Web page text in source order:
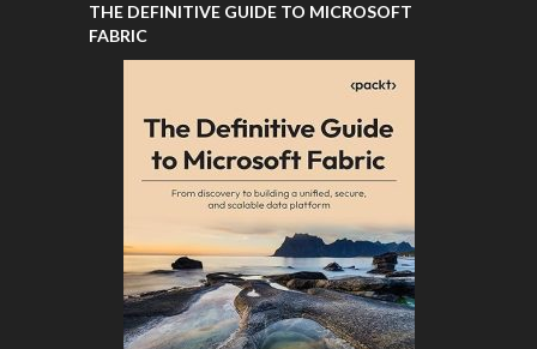
THE DEFINITIVE GUIDE TO MICROSOFT
FABRIC